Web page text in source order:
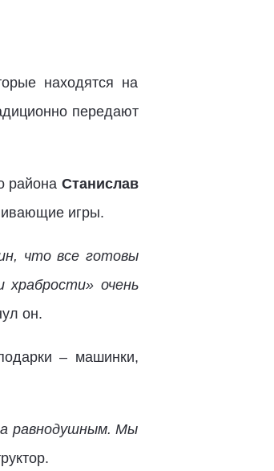
находятся на
передают
района Станислав
игры.
что все готовы
очень
он.
– машинки,
равнодушным. Мы